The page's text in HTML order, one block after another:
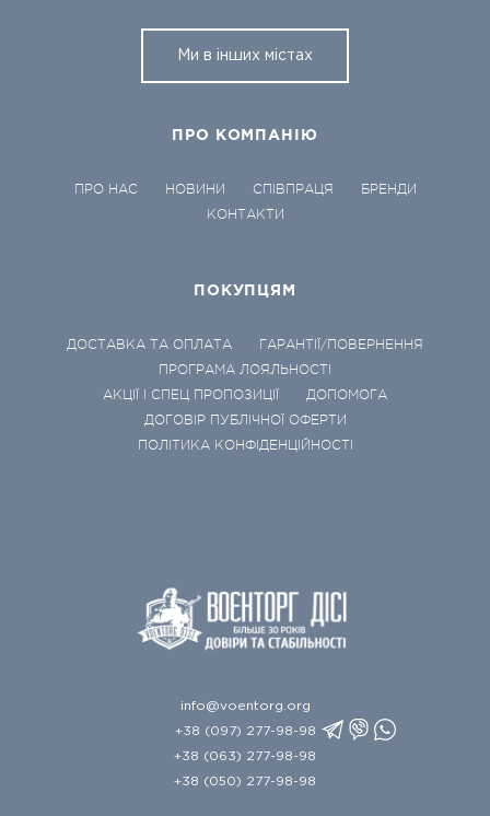
Ми в інших містах
ПРО КОМПАНІЮ
ПРО НАС НОВИНИ СПІВПРАЦЯ
БРЕНДИ
КОНТАКТИ
ПОКУПЦЯМ
ДОСТАВКА ТА ОПЛАТА
ГАРАНТІЇ/ПОВЕРНЕННЯ
ПРОГРАМА ЛОЯЛЬНОСТІ
АКЦІЇ І СПЕЦ ПРОПОЗИЦІЇ
ДОПОМОГА
ДОГОВІР ПУБЛІЧНОЇ ОФЕРТИ
ПОЛІТИКА КОНФІДЕНЦІЙНОСТІ
info@voentorg.org
+38 (097) 277-98-98
+38 (063) 277-98-98
+38 (050) 277-98-98